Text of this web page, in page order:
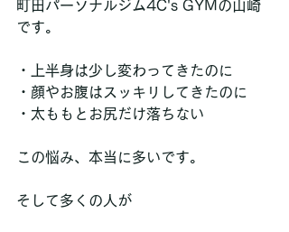
町田パーソナルジム4C's GYMの山崎
です。
・上半身は少し変わってきたのに
・顔やお腹はスッキリしてきたのに
・太ももとお尻だけ落ちない
この悩み、本当に多いです。
そして多くの人が